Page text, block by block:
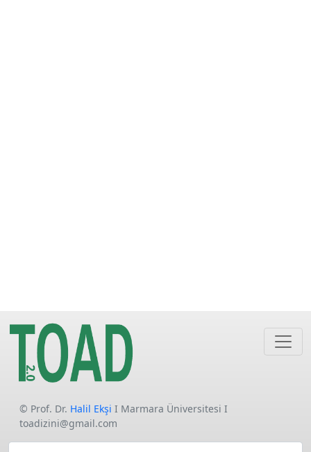
© Prof. Dr. Halil Ekşi I Marmara Üniversitesi I
toadizini@gmail.com